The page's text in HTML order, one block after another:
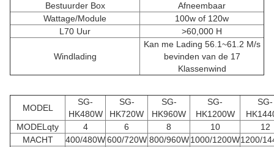
Bestuurder Box
Afneembaar
Wattage/Module
100w of 120w
L70 Uur
>60,000 H
Windlading
Kan me Lading 56.1~61.2 M/s
bevinden van de 17
Klassenwind
MODEL
SG-
HK480W
SG-
HK720W
SG-
HK960W
SG-
HK1200W
SG-
MODELqty
4 6 8 10
12
MACHT
400/480W600/720W 800/960W 1000/1200W1200/